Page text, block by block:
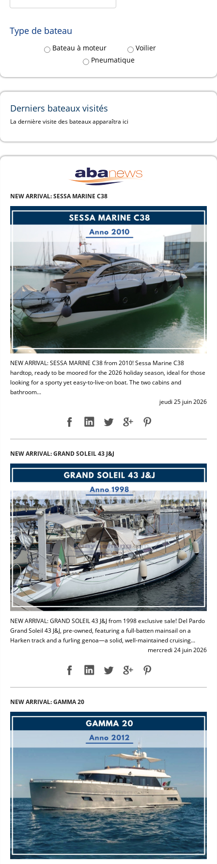
Type de bateau
Bateau à moteur
Voilier
Pneumatique
Derniers bateaux visités
La dernière visite des bateaux apparaîtra ici
NEW ARRIVAL: SESSA MARINE C38
NEW ARRIVAL: SESSA MARINE C38 from 2010! Sessa Marine C38
hardtop, ready to be moored for the 2026 holiday season, ideal for those
looking for a sporty yet easy-to-live-on boat. The two cabins and
bathroom...
jeudi 25 juin 2026
NEW ARRIVAL: GRAND SOLEIL 43 J&J
NEW ARRIVAL: GRAND SOLEIL 43 J&J from 1998 exclusive sale! Del Pardo
Grand Soleil 43 J&J, pre-owned, featuring a full-batten mainsail on a
Harken track and a furling genoa—a solid, well-maintained cruising...
mercredi 24 juin 2026
NEW ARRIVAL: GAMMA 20